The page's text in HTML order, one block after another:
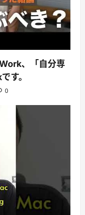
、「自分専
す。
0